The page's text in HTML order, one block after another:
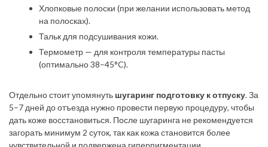
Хлопковые полоски (при желании использовать метод
на полосках).
Тальк для подсушивания кожи.
Термометр — для контроля температуры пасты
(оптимально 38–45°C).
Отдельно стоит упомянуть шугаринг подготовку к отпуску. За
5–7 дней до отъезда нужно провести первую процедуру, чтобы
дать коже восстановиться. После шугаринга не рекомендуется
загорать минимум 2 суток, так как кожа становится более
чувствительной и подвержена гиперпигментации.